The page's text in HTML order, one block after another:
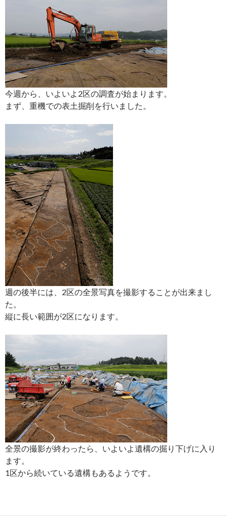
今週から、いよいよ2区の調査が始まります。
まず、重機での表土掘削を行いました。
週の後半には、2区の全景写真を撮影することが出来まし
た。
縦に長い範囲が2区になります。
全景の撮影が終わったら、いよいよ遺構の掘り下げに入り
ます。
1区から続いている遺構もあるようです。